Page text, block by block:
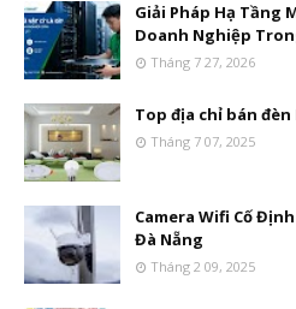
Giải Pháp Hạ Tầng
Doanh Nghiệp
Tháng 7 27, 2026
Top địa chỉ bán
Tháng 7 07, 2025
Camera Wifi Cố
Đà Nẵng
Tháng 2 09, 2025